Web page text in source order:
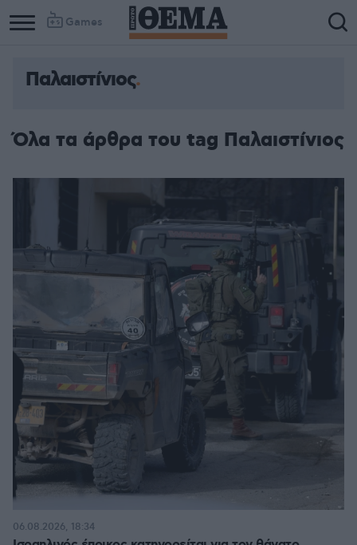
Games
Παλαιστίνιος
Όλα τα άρθρα του tag Παλαιστίνιος
06.08.2026, 18:34